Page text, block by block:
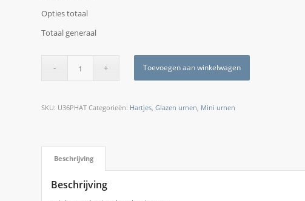
Opties totaal
Totaal generaal
Toevoegen aan winkelwagen
SKU: U36PHAT Categorieën: Hartjes,Glazen urnen, Mini urnen
Beschrijving
Beschrijving